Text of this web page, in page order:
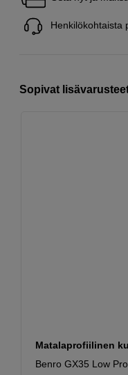
Henkilökohtaista
Sopivat
Matalaprofiilinen
Benro GX35 Low